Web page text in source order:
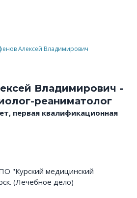
Алексей Владимирович
Владимирович -
реаниматолог
первая квалификационная
"Курский медицинский
(Лечебное дело)